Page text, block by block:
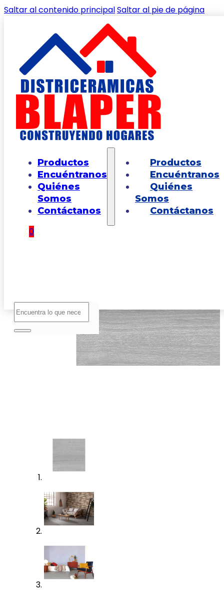
Saltar al contenido principalSaltar al pie de página
Productos
Encuéntranos
Quiénes
Somos
Contáctanos
Productos
Encuéntranos
Quiénes
Somos
Contáctanos
0
Buscar
Inicio/Shop/PISOS MADERAS
Piso Prato gris
caras diferenciadas 60×60
🔍